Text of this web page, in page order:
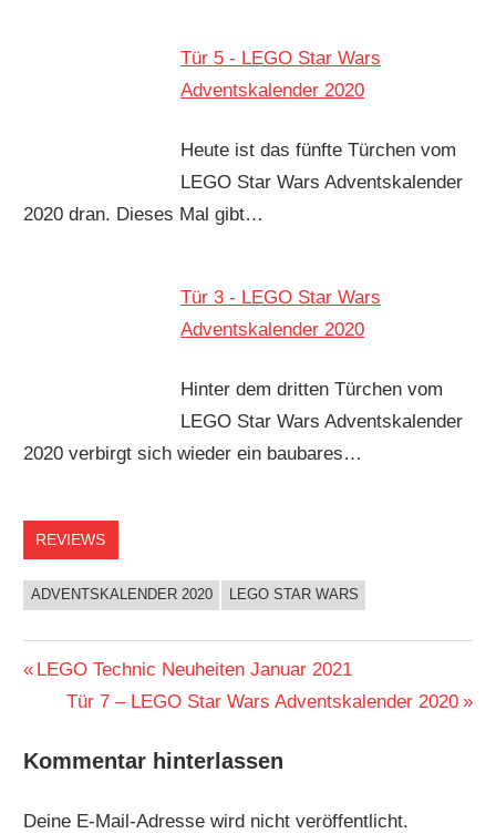
Tür 5 - LEGO Star Wars
Adventskalender 2020
Heute ist das fünfte Türchen vom
LEGO Star Wars Adventskalender
2020 dran. Dieses Mal gibt…
Tür 3 - LEGO Star Wars
Adventskalender 2020
Hinter dem dritten Türchen vom
LEGO Star Wars Adventskalender
2020 verbirgt sich wieder ein baubares…
REVIEWS
ADVENTSKALENDER 2020 LEGO STAR WARS
Beitragsnavigation
Vorheriger
Beitrag:
LEGO Technic Neuheiten Januar 2021
Nächster
Tür 7 – LEGO Star Wars Adventskalender 2020
Kommentar hinterlassen
Deine E-Mail-Adresse wird nicht veröffentlicht.